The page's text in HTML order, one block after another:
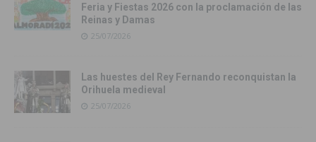
Feria y Fiestas 2026 con la proclamación de las
Reinas y Damas
25/07/2026
Las huestes del Rey Fernando reconquistan la
Orihuela medieval
25/07/2026